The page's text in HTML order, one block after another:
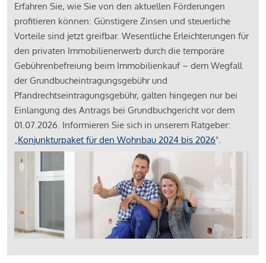
Erfahren Sie, wie Sie von den aktuellen Förderungen
profitieren können: Günstigere Zinsen und steuerliche
Vorteile sind jetzt greifbar. Wesentliche Erleichterungen für
den privaten Immobilienerwerb durch die temporäre
Gebührenbefreiung beim Immobilienkauf – dem Wegfall
der Grundbucheintragungsgebühr und
Pfandrechtseintragungsgebühr, galten hingegen nur bei
Einlangung des Antrags bei Grundbuchgericht vor dem
01.07.2026. Informieren Sie sich in unserem Ratgeber:
„Konjunkturpaket für den Wohnbau 2024 bis 2026".